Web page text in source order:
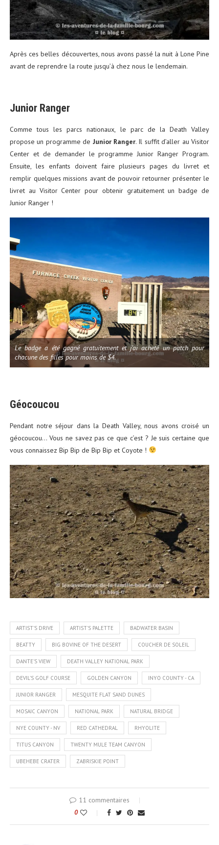
Après ces belles découvertes, nous avons passé la nuit à Lone Pine
avant de reprendre la route jusqu’à chez nous le lendemain.
Junior Ranger
Comme tous les parcs nationaux, le parc de la Death Valley
propose un programme de Junior Ranger. Il suffit d’aller au Visitor
Center et de demander le programme Junior Ranger Program.
Ensuite, les enfants doivent faire plusieurs pages du livret et
remplir quelques missions avant de pouvoir retourner présenter le
livret au Visitor Center pour obtenir gratuitement un badge de
Junior Ranger !
Le badge a été gagné gratuitement et j’ai acheté un patch pour
chacune des filles pour moins de $4.
Géocoucou
Pendant notre séjour dans la Death Valley, nous avons croisé un
géocoucou… Vous ne savez pas ce que c’est ? Je suis certaine que
vous connaissez Bip Bip de Bip Bip et Coyote !
ARTIST'S DRIVE ARTIST'S PALETTE BADWATER BASIN
BEATTY BIG BOVINE OF THE DESERT COUCHER DE SOLEIL
DANTE'S VIEW DEATH VALLEY NATIONAL PARK
DEVIL'S GOLF COURSE GOLDEN CANYON INYO COUNTY - CA
JUNIOR RANGER MESQUITE FLAT SAND DUNES
MOSAIC CANYON NATIONAL PARK NATURAL BRIDGE
NYE COUNTY - NV RED CATHEDRAL RHYOLITE
TITUS CANYON TWENTY MULE TEAM CANYON
UBEHEBE CRATER ZABRISKIE POINT
11 commentaires
0